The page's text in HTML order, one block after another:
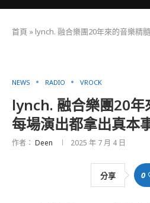
首頁 » lynch. 融合樂團20年來的音樂精
NEWS RADIO VROCK
lynch. 融合樂團20年
每場演出都拿出真本
作者： Deen 2025 年 7 月 4 日
分享 0